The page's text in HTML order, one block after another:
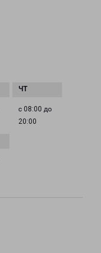
с 08:00 до
20:00